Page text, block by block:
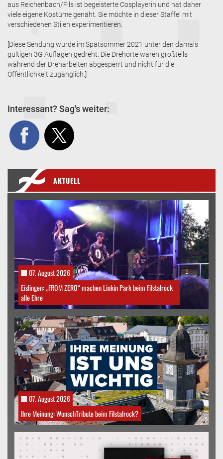
aus Reichenbach/Fils ist begeisterte Cosplayerin und hat daher
viele eigene Kostüme genäht. Sie möchte in dieser Staffel mit
verschiedenen Stilen experimentieren.
[Diese Sendung wurde im Spätsommer 2021 unter den damals
gültigen 3G Auflagen gedreht. Die Drehorte waren großteils
während der Dreharbeiten abgesperrt und nicht für die
Öffentlichkeit zugänglich.]
Interessant? Sag's weiter:
AKTUELL
07. August 2026
Eislingen: „FROM ZERO“ machen Linkin Park beim Filstalrock
alle Ehre
07. August 2026
Ihre Meinung: WunschTribute beim Filstalrock?